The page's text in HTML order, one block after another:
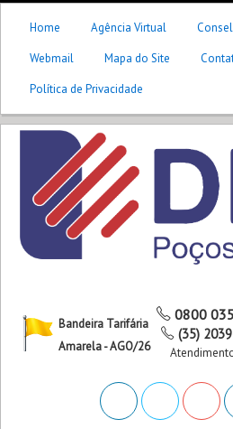
Home Agência Virtual
Webmail
Mapa do Site
Política de Privacidade
Bandeira Tarifária
Amarela - AGO/26
0800
(35)